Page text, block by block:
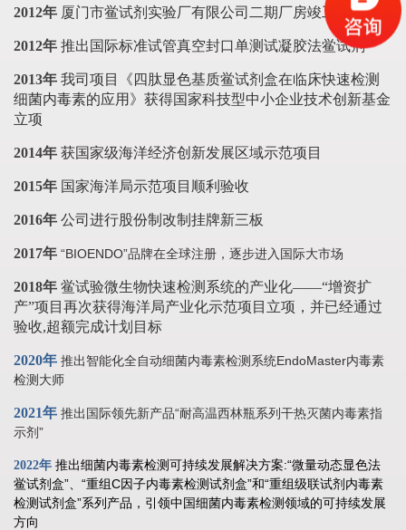
2012年 厦门市鲎试剂实验厂有限公司二期厂房竣工
2012年 推出国际标准试管真空封口单测试凝胶法鲎试剂
2013年 我司项目《四肽显色基质鲎试剂盒在临床快速检测
细菌内毒素的应用》获得国家科技型中小企业技术创新基金
立项
2014年 获国家级海洋经济创新发展区域示范项目
2015年 国家海洋局示范项目顺利验收
2016年 公司进行股份制改制挂牌新三板
2017年 “BIOENDO”品牌在全球注册，逐步进入国际大市场
2018年 鲎试验微生物快速检测系统的产业化——“增资扩
产”项目再次获得海洋局产业化示范项目立项，并已经通过
验收,超额完成计划目标
2020年 推出智能化全自动细菌内毒素检测系统EndoMaster内毒素
检测大师
2021年 推出国际领先新产品“耐高温西林瓶系列干热灭菌内毒素指
示剂”
2022年 推出细菌内毒素检测可持续发展解决方案:“微量动态显色法
鲎试剂盒”、“重组C因子内毒素检测试剂盒”和“重组级联试剂内毒素
检测试剂盒”系列产品，引领中国细菌内毒素检测领域的可持续发展
方向